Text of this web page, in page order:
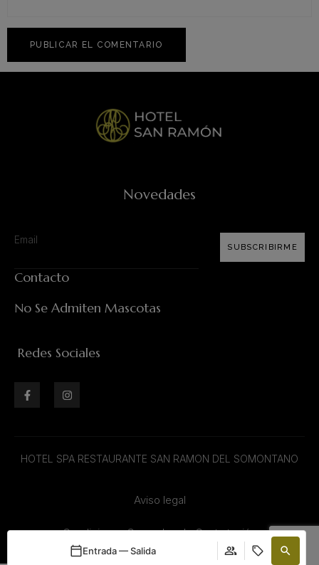
Novedades
SUBSCRIBIRME
Contacto
No Se Admiten Mascotas
Redes Sociales
HOTEL SPA RESTAURANTE SAN RAMON DEL SOMONTANO
Aviso legal
Condiciones Generales de Contratación
Entrada — Salida